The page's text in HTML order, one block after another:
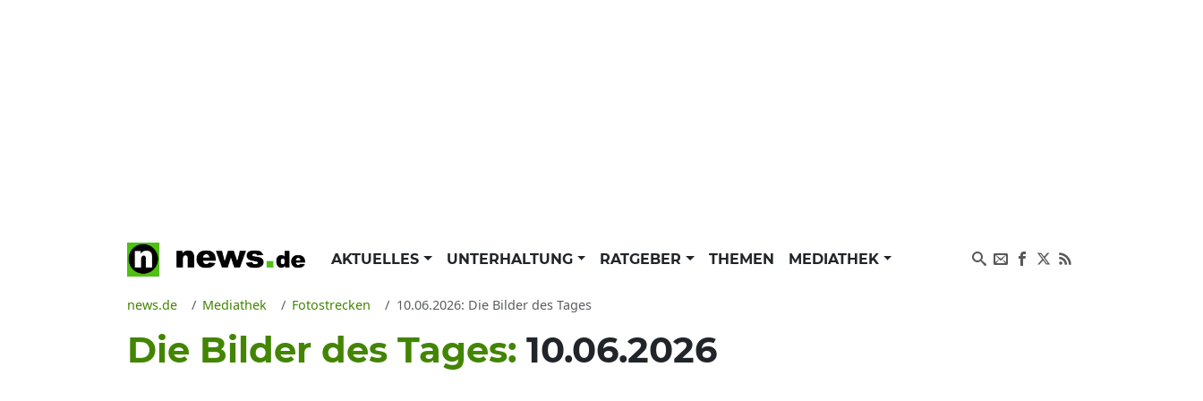
AKTUELLES UNTERHALTUNG RATGEBER THEMEN MEDIATHEK
news.de Mediathek Fotostrecken 10.06.2026: Die Bilder des Tages
Die Bilder des Tages: 10.06.2026